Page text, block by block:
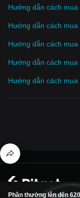
Hướng dẫn cách mua
Hướng dẫn cách mua
Hướng dẫn cách mua
Hướng dẫn cách mua
Hướng dẫn cách mua
Phần thưởng lên đến